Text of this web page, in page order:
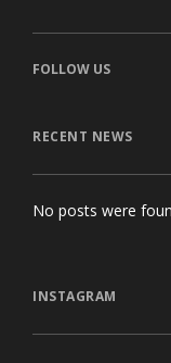
FOLLOW US
RECENT NEWS
No posts were
INSTAGRAM